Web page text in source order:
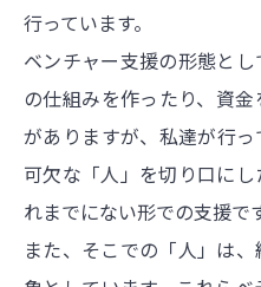
行っています。
ベンチャー支援の形態と
の仕組みを作ったり、資
がありますが、私達が行
可欠な「人」を切り口に
れまでにない形での支援で
また、そこでの「人」は